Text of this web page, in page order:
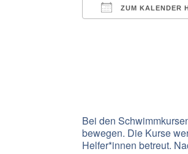
ZUM KALENDER
Bei den
bewegen. Die Kurse
Helfer*innen betreut.